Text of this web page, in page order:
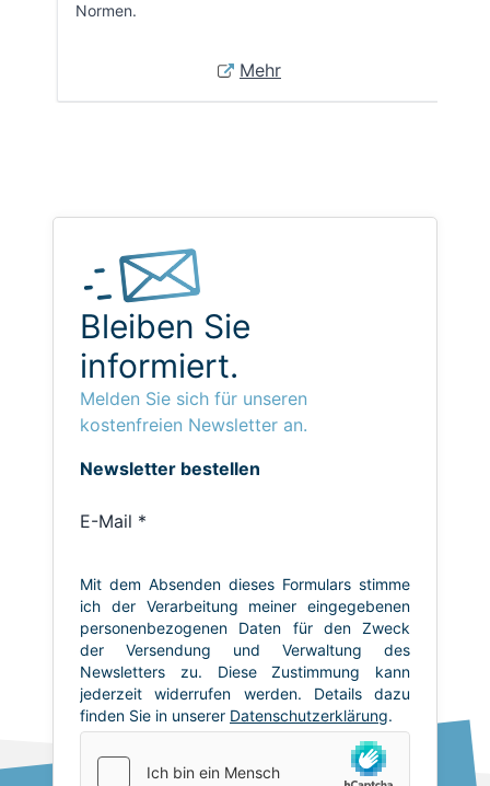
Normen.
Mehr
Bleiben Sie
informiert.
Melden Sie sich für unseren
kostenfreien Newsletter an.